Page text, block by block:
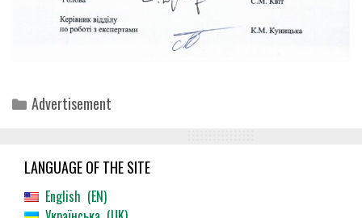
Categories
Advertisement
LANGUAGE OF THE SITE
English
EN